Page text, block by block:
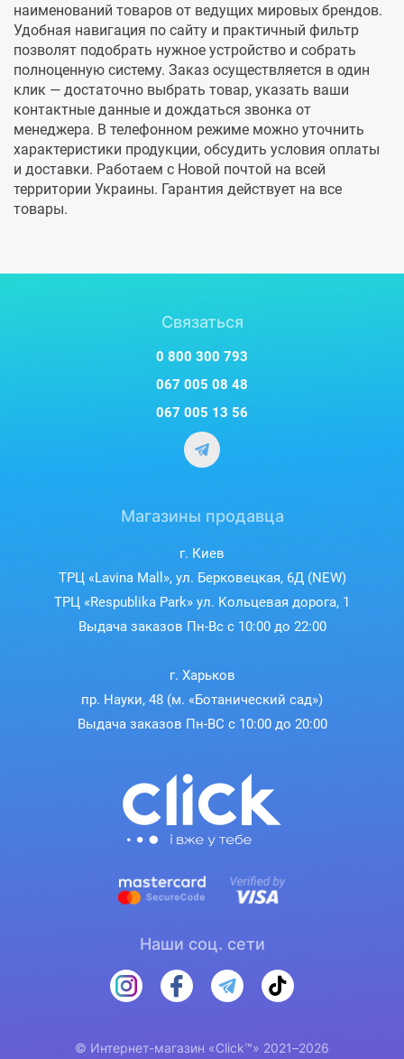
наименований товаров от ведущих мировых брендов.
Удобная навигация по сайту и практичный фильтр
позволят подобрать нужное устройство и собрать
полноценную систему. Заказ осуществляется в один
клик — достаточно выбрать товар, указать ваши
контактные данные и дождаться звонка от
менеджера. В телефонном режиме можно уточнить
характеристики продукции, обсудить условия оплаты
и доставки. Работаем с Новой почтой на всей
территории Украины. Гарантия действует на все
товары.
Связаться
0 800 300 793
067 005 08 48
067 005 13 56
Магазины продавца
г. Киев
ТРЦ «Lavina Mall», ул. Берковецкая, 6Д (NEW)
ТРЦ «Respublika Park» ул. Кольцевая дорога, 1
Выдача заказов Пн-Вс с 10:00 до 22:00
г. Харьков
пр. Науки, 48 (м. «Ботанический сад»)
Выдача заказов Пн-ВС с 10:00 до 20:00
Наши соц. сети
© Интернет-магазин «Click™» 2021–2026